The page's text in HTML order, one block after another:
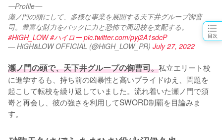
目次
━Profile━
瀬ノ門の頭にして、多様な事業を展開する天下井グループ御曹
司。豊富な財力をバックに力と恐怖で周辺校を支配する。
#HiGH_LOW #ハイロー pic.twitter.com/pyj2A1sdcP
— HiGH&LOW OFFICIAL (@HiGH_LOW_PR) July 27, 2022
瀬ノ門の頭で、天下井グループの御曹司。私立エリート校
に進学するも、持ち前の凶暴性と高いプライドゆえ、問題を
起こして転校を繰り返していました。流れ着いた瀬ノ門で須
嵜と再会し、彼の強さを利用してSWORD制覇を目論みま
す。